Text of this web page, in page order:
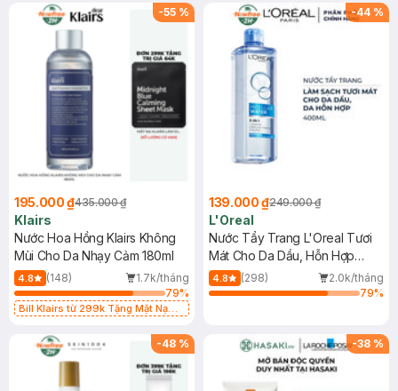
-55 %
195.000 ₫435.000 ₫
Klairs
Nước Hoa Hồng Klairs Không
Mùi Cho Da Nhạy Cảm 180ml
4.8 (148)
1.7k/tháng
79%
Bill Klairs từ 299k Tặng Mặt Nạ
25ml (SL Có Hạn)
-44 %
139.000 ₫249.000 ₫
L'Oreal
Nước Tẩy Trang L'Oreal Tươi
Mát Cho Da Dầu, Hỗn Hợp
400ml
4.8 (298)
2.0k/tháng
79%
-48 % -38 %